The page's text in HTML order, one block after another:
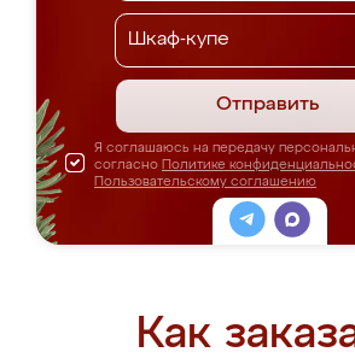
Отправить
Я соглашаюсь на передачу
согласно Политике
Пользовательскому соглашению
Как